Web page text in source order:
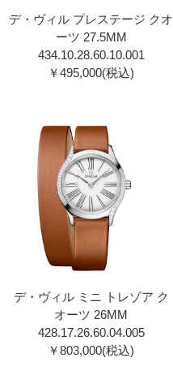
デ・ヴィル プレステージ クオ
ーツ 27.5MM
434.10.28.60.10.00 1
￥495,000(税込)
デ・ヴィル ミニ トレゾア ク
オーツ 26MM
428.17.26.60.04.00 5
￥803,000(税込)